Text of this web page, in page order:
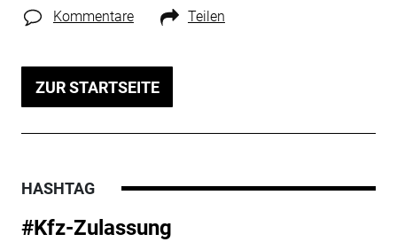
Kommentare Teilen
ZUR STARTSEITE
HASHTAG
#Kfz-Zulassung